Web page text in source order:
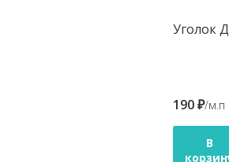
Уголок
190 ₽/м.п
В